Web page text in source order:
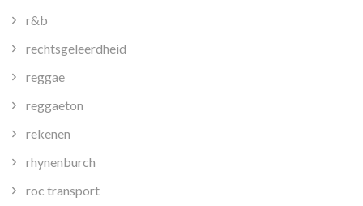
r&b
rechtsgeleerdheid
reggae
reggaeton
rekenen
rhynenburch
roc transport